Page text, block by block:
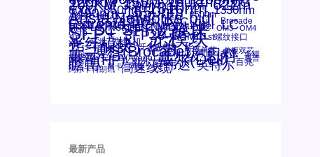
200G
200KM 300m 400m 550m 622m
800G 850nm 1310nm 1330nm
1490nm 1550nm 2500m
ANBR-1414TZ AOC Arista
Arista Networks bidi Brocade
Cisco CSFP光模块 DAC Dell
Extreme FC Intel Juniper LC
MPO-LC Netgear NVIDIA OM2 OM3 OM4
qsfp SC SFF光模块
SFP+ SFP28 SGMII st螺纹接口
xfp 万兆 交换机 光模块
光纤模块 千兆光模块 华三
华三(H3C) 华为 单模单芯 单模双芯
博科 博科(Brocade) 博通 友讯 多模
安华高 安华高(Avago) 工业级 思科 惠普
惠普(HP) 戴尔 戴尔(Dell) 百兆
瞻博 网卡 网捷 英伟达 英特尔
阿尔卡特朗讯 高速线缆
最新产品